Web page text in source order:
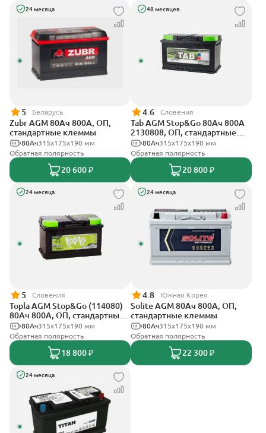
24 месяца
5 Беларусь
Zubr AGM 80Ач 800А, ОП,
стандартные клеммы
315x175x190 мм
80Ач
Обратная полярность
20 600 ₽
48 месяцев
4.6 Словения
Tab AGM Stop&Go 80Ач 800А
2130808, ОП, стандартные
клеммы315x175x190 мм
80Ач
Обратная полярность
20 800 ₽
24 месяца
5 Словения
Topla AGM Stop&Go (114080)
80Ач 800А, ОП, стандартные
клеммы315x175x190 мм
80Ач
Обратная полярность
18 800 ₽
24 месяца
4.8 Южная Корея
Solite AGM 80Ач 800А, ОП,
стандартные клеммы
315x175x190 мм
80Ач
Обратная полярность
22 300 ₽
24 месяца